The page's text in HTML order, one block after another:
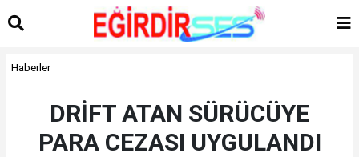
Haberler
DRİFT ATAN SÜRÜCÜYE
PARA CEZASI UYGULANDI